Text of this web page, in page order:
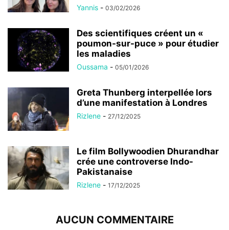
Yannis - 03/02/2026
Des scientifiques créent un «
poumon-sur-puce » pour étudier
les maladies
Oussama - 05/01/2026
Greta Thunberg interpellée lors
d’une manifestation à Londres
Rizlene - 27/12/2025
Le film Bollywoodien Dhurandhar
crée une controverse Indo-
Pakistanaise
Rizlene - 17/12/2025
AUCUN COMMENTAIRE